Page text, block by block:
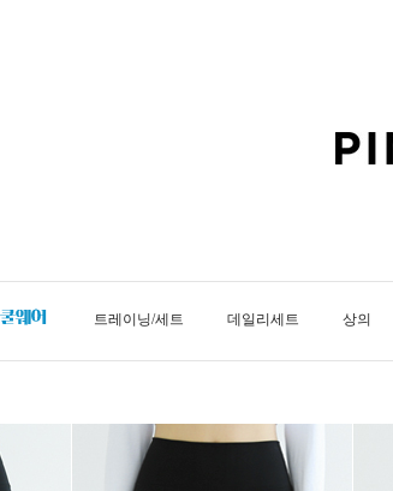
트레이닝/세트 데일리세트 상의